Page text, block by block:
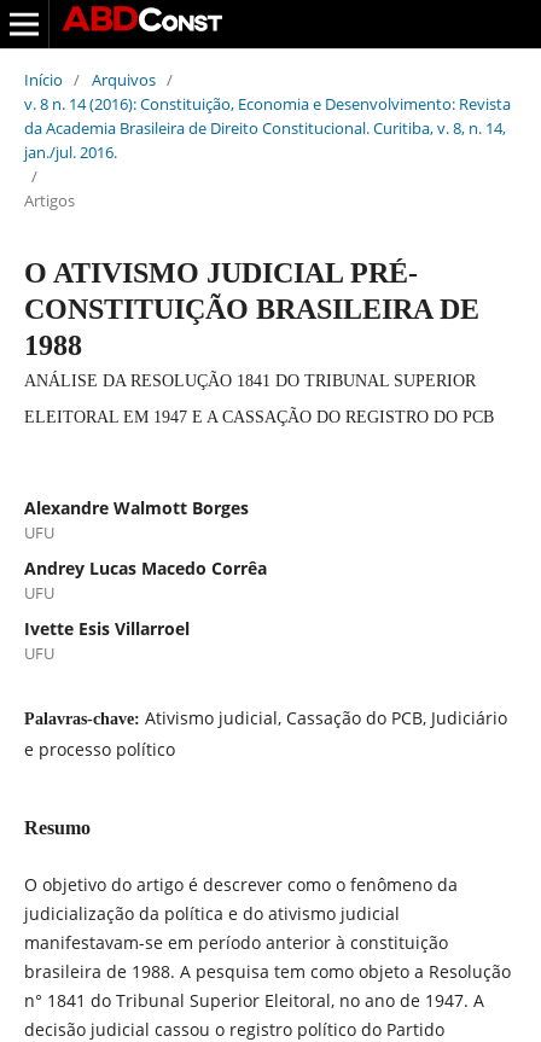
Início / Arquivos /
v. 8 n. 14 (2016): Constituição, Economia e Desenvolvimento: Revista
da Academia Brasileira de Direito Constitucional. Curitiba, v. 8, n. 14,
jan./jul. 2016.
/
Artigos
O ATIVISMO JUDICIAL PRÉ-
CONSTITUIÇÃO BRASILEIRA DE
1988
ANÁLISE DA RESOLUÇÃO 1841 DO TRIBUNAL SUPERIOR
ELEITORAL EM 1947 E A CASSAÇÃO DO REGISTRO DO PCB
Alexandre Walmott Borges
UFU
Andrey Lucas Macedo Corrêa
UFU
Ivette Esis Villarroel
UFU
Palavras-chave: Ativismo judicial, Cassação do PCB, Judiciário
e processo político
Resumo
O objetivo do artigo é descrever como o fenômeno da
judicialização da política e do ativismo judicial
manifestavam-se em período anterior à constituição
brasileira de 1988. A pesquisa tem como objeto a Resolução
n° 1841 do Tribunal Superior Eleitoral, no ano de 1947. A
decisão judicial cassou o registro político do Partido